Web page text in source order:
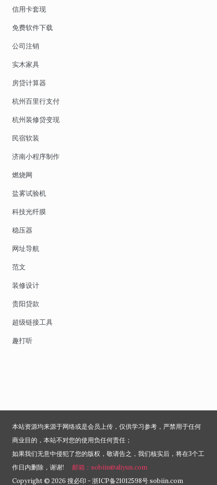
信用卡套现
免费软件下载
公司注销
实木家具
房贷计算器
杭州百里行支付
杭州装修贷变现
民宿软装
济南小程序制作
燃烧网
盐雾试验机
科技光纤膜
稳压器
网址导航
范文
装修设计
贵阳贷款
超级链接工具
趣打听
本站资源均来源于网络或是会员上传，仅供学习参考，严禁用于任何
商业目的，本站不对您的使用负任何责任；
如果我们无意中侵犯了您的版权，敬请告之，我们核实后，将在3个工
作日内删除，谢谢! 邮箱：sobiin@aliyun.com
Copyright © 2026 搜必印 - 浙ICP备21012598号 sobiin.com